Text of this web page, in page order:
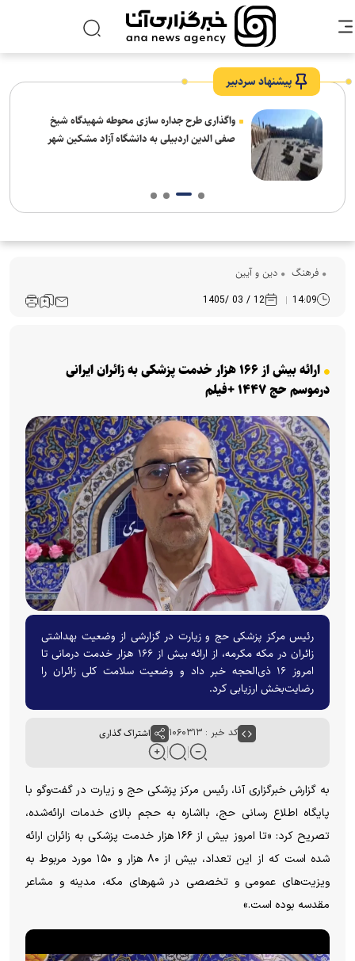
پیشنهاد سردبیر
واگذاری طرح جداره سازی محوطه شهیدگاه شیخ
صفی الدین اردبیلی به دانشگاه آزاد مشکین شهر
فرهنگ‌ دین و آیین
14:09
12 / 03 /1405
ارائه بیش از ۱۶۶ هزار خدمت پزشکی به زائران ایرانی
درموسم حج ۱۴۴۷ +فیلم‌
رئیس مرکز پزشکی حج و زیارت در گزارشی از وضعیت بهداشتی
زائران در مکه مکرمه، از ارائه بیش از ۱۶۶ هزار خدمت درمانی تا
امروز ۱۶ ذی‌الحجه خبر داد و وضعیت سلامت کلی زائران را
رضایت‌بخش ارزیابی کرد.
کد خبر : ۱۰۶۰۳۱۳ اشتراک گذاری
به گزارش خبرگزاری آنا، رئیس مرکز پزشکی حج و زیارت در گفت‌و‌گو با
پایگاه اطلاع رسانی حج، بااشاره به حجم بالای خدمات ارائه‌شده،
تصریح کرد: «تا امروز بیش از ۱۶۶ هزار خدمت پزشکی به زائران ارائه
شده است که از این تعداد، بیش از ۸۰ هزار و ۱۵۰ مورد مربوط به
ویزیت‌های عمومی و تخصصی در شهر‌های مکه، مدینه و مشاعر
مقدسه بوده است.»‌